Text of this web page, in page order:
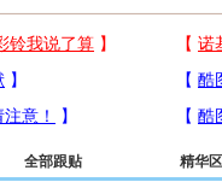
全部跟贴 精华区